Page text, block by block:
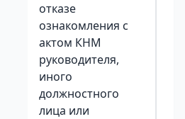
отказе
ознакомления с
актом КНМ
руководителя,
иного
должностного
лица или